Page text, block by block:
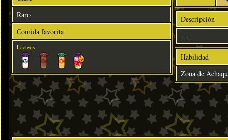
Raro
Comida favorita
Lácteos
Descripción
---
Habilidad
Zona de